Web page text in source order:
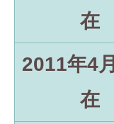
在
2011年4
在